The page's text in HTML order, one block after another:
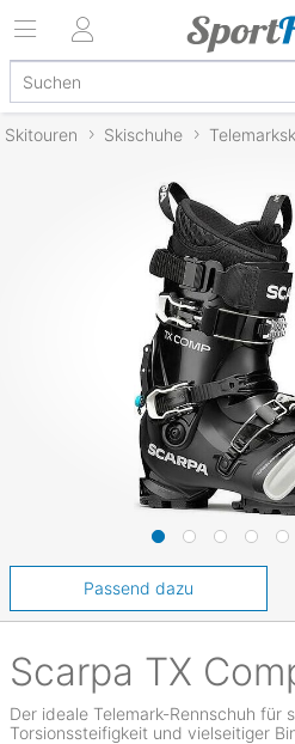
Skitouren Skischuhe
Scarpa TX
Der ideale Telemark-Rennschuh für
Torsionssteifigkeit und vielseitiger
Passend dazu